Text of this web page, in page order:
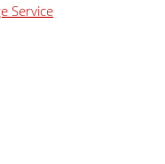
Service